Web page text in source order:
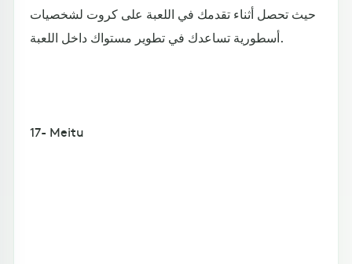
حيث تحصل أثناء تقدمك في اللعبة على كروت لشخصيات
أسطورية تساعدك في تطوير مستواك داخل اللعبة.
17- Meitu